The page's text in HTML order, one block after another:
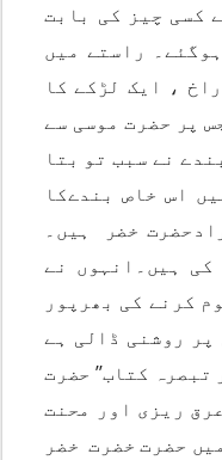
کسی چیز کی بابت
راستے میں
، ایک لڑکے کا
پر حضرت موسی سے
نے سبب تو بتا
اس خاص بندےکا
خضر ہیں۔
ہیں۔انہوں نے
کرنے کی بھرپور
روشنی ڈالی ہے
کتاب’’ حضرت
ریزی اور محنت
حضرت خضرت خضر